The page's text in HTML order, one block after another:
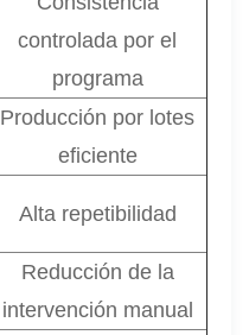
controlada por el
programa
Producción por lotes
eficiente
Alta repetibilidad
Reducción de la
intervención manual